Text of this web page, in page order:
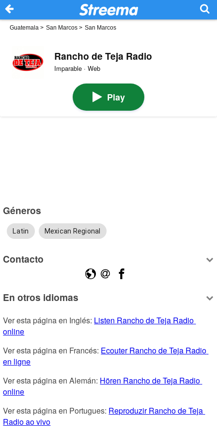
Guatemala > San Marcos > San Marcos
Rancho de Teja Radio
Imparable · Web
Play
Géneros
Latin Mexican Regional
Contacto
En otros idiomas
Ver esta página en Inglés: Listen Rancho de Teja Radio
online
Ver esta página en Francés: Ecouter Rancho de Teja Radio
en ligne
Ver esta página en Alemán: Hören Rancho de Teja Radio
online
Ver esta página en Portugues: Reproduzir Rancho de Teja
Radio ao vivo